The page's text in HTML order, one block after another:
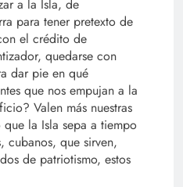
a la Isla, de
para tener pretexto de
el crédito de
quedarse con
dar pie en qué
que nos empujan a la
Valen más nuestras
la Isla sepa a tiempo
cubanos, que sirven,
de patriotismo, estos